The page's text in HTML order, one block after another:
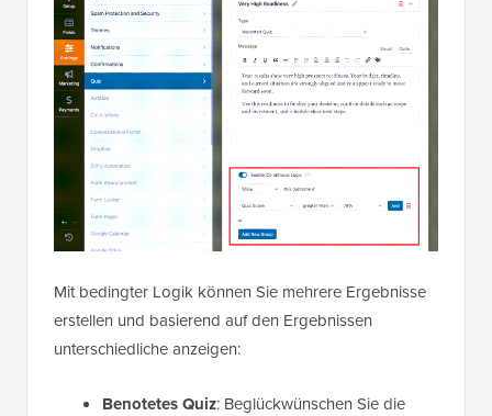
Mit bedingter Logik können Sie mehrere Ergebnisse
erstellen und basierend auf den Ergebnissen
unterschiedliche anzeigen:
Benotetes Quiz: Beglückwünschen Sie die